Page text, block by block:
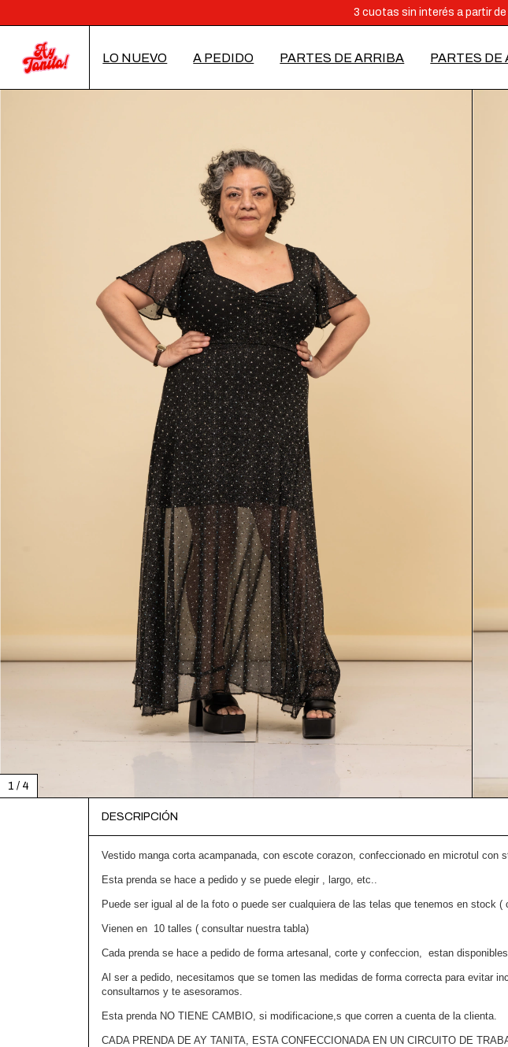
3 cuotas sin interés a partir
LO NUEVO A PEDIDO PARTES DE ARRIBA PARTES DE
1 / 4
DESCRIPCIÓN
Vestido manga corta acampanada, con escote corazon, confeccionado en microtul
Esta prenda se hace a pedido y se puede elegir , largo, etc..
Puede ser igual al de la foto o puede ser cualquiera de las telas que tenemos en stock (
Vienen en 10 talles ( consultar nuestra tabla)
Cada prenda se hace a pedido de forma artesanal, corte y confeccion, estan
Al ser a pedido, necesitamos que se tomen las medidas de forma correcta para evitar
consultarnos y te asesoramos.
Esta prenda NO TIENE CAMBIO, si modificacione,s que corren a cuenta de la clienta.
CADA PRENDA DE AY TANITA, ESTA CONFECCIONADA EN UN CIRCUITO DE